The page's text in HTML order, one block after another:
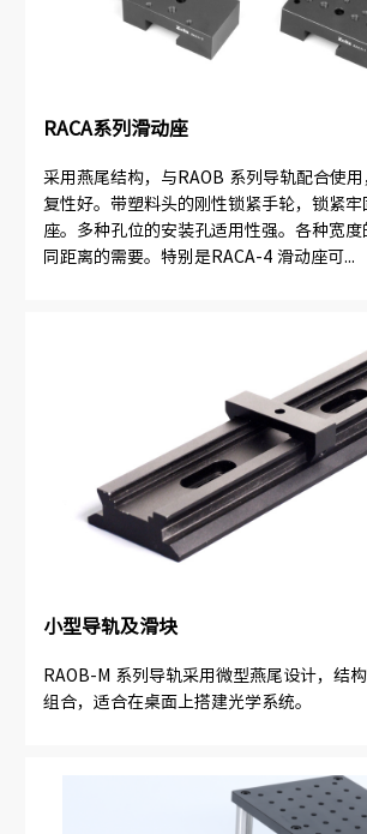
RACA系列滑动座
采用燕尾结构，与RAOB 系列导轨配合使
复性好。带塑料头的刚性锁紧手轮，锁紧
座。多种孔位的安装孔适用性强。各种宽
同距离的需要。特别是RACA-4 滑动座可...
小型导轨及滑块
RAOB-M 系列导轨采用微型燕尾设计，结
组合，适合在桌面上搭建光学系统。